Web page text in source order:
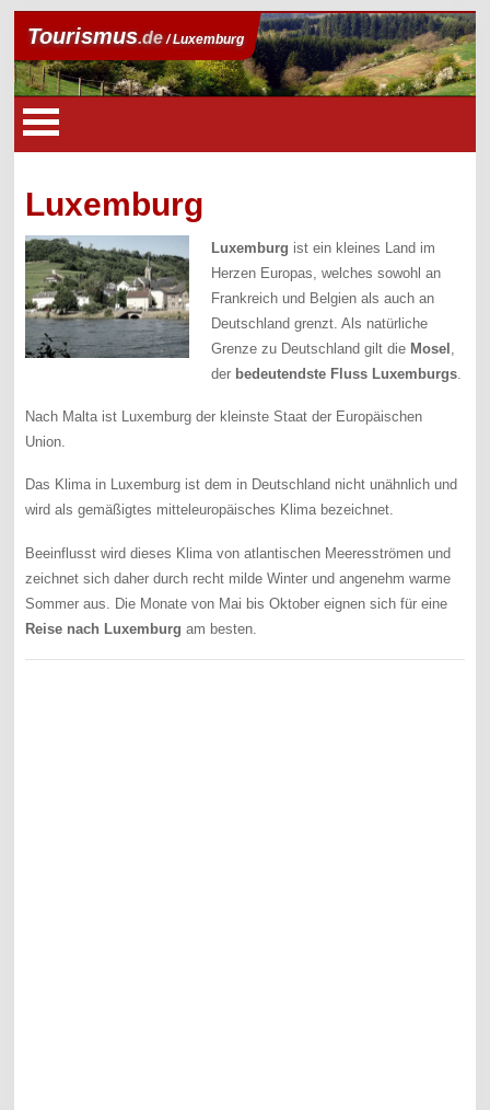
Tourismus.de/ Luxemburg
Luxemburg
Luxemburg ist ein kleines Land im
Herzen Europas, welches sowohl an
Frankreich und Belgien als auch an
Deutschland grenzt. Als natürliche
Grenze zu Deutschland gilt die Mosel
der bedeutendste Fluss Luxemburgs
Nach Malta ist Luxemburg der kleinste Staat der Europäischen
Union.
Das Klima in Luxemburg ist dem in Deutschland nicht unähnlich und
wird als gemäßigtes mitteleuropäisches Klima bezeichnet.
Beeinflusst wird dieses Klima von atlantischen Meeresströmen und
zeichnet sich daher durch recht milde Winter und angenehm warme
Sommer aus. Die Monate von Mai bis Oktober eignen sich für eine
Reise nach Luxemburg am besten.